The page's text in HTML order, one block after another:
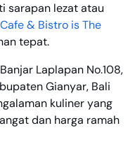
sarapan lezat atau
& Bistro is The
tepat.
Laplapan No.108,
Gianyar, Bali
kuliner yang
dan harga ramah